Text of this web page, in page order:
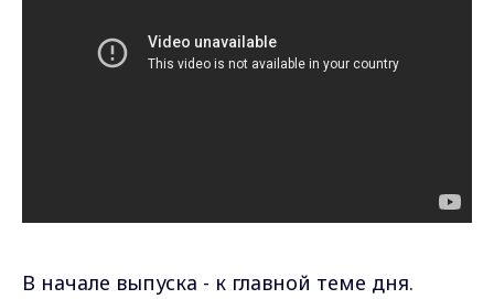
В начале выпуска - к главной теме дня.